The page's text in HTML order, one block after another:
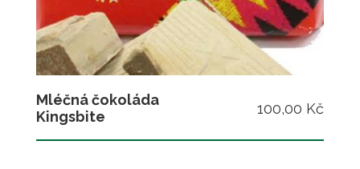
Mléčná čokoláda
Kingsbite
100,00 Kč